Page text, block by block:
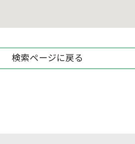
検索ページに戻る